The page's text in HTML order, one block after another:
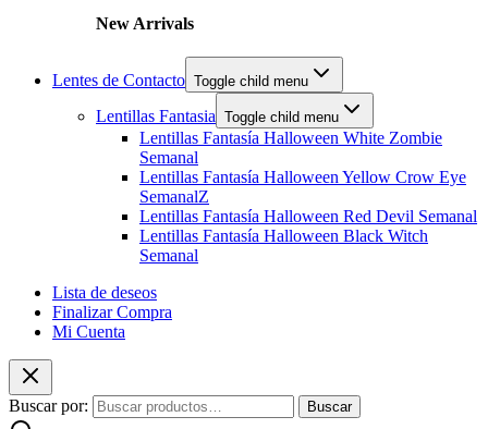
New Arrivals
Lentes de Contacto Toggle child menu
Lentillas Fantasia Toggle child menu
Lentillas Fantasía Halloween White Zombie
Semanal
Lentillas Fantasía Halloween Yellow Crow Eye
SemanalZ
Lentillas Fantasía Halloween Red Devil Semanal
Lentillas Fantasía Halloween Black Witch
Semanal
Lista de deseos
Finalizar Compra
Mi Cuenta
Buscar por: Buscar